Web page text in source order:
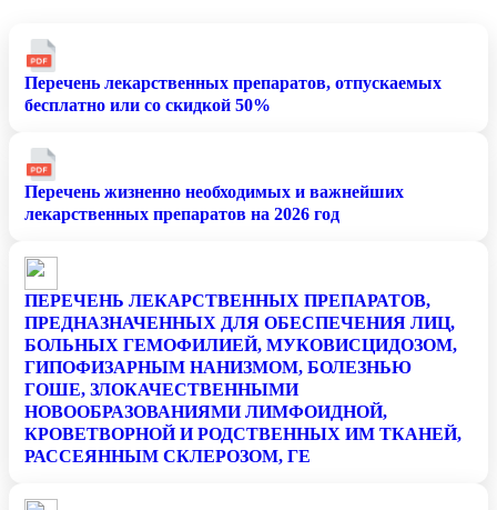
Перечень лекарственных препаратов, отпускаемых
бесплатно или со скидкой 50%
Перечень жизненно необходимых и важнейших
лекарственных препаратов на 2026 год
ПЕРЕЧЕНЬ ЛЕКАРСТВЕННЫХ ПРЕПАРАТОВ,
ПРЕДНАЗНАЧЕННЫХ ДЛЯ ОБЕСПЕЧЕНИЯ ЛИЦ,
БОЛЬНЫХ ГЕМОФИЛИЕЙ, МУКОВИСЦИДОЗОМ,
ГИПОФИЗАРНЫМ НАНИЗМОМ, БОЛЕЗНЬЮ
ГОШЕ, ЗЛОКАЧЕСТВЕННЫМИ
НОВООБРАЗОВАНИЯМИ ЛИМФОИДНОЙ,
КРОВЕТВОРНОЙ И РОДСТВЕННЫХ ИМ ТКАНЕЙ,
РАССЕЯННЫМ СКЛЕРОЗОМ, ГЕ